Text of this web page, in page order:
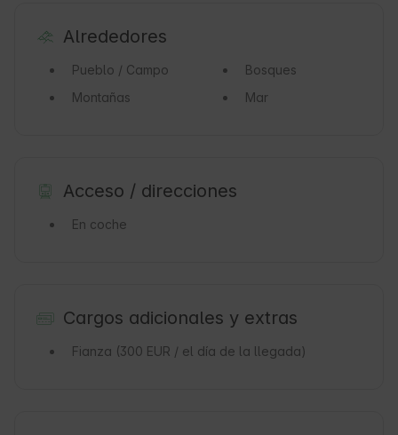
Alrededores
Pueblo / Campo
Bosques
Montañas
Mar
Acceso / direcciones
En coche
Cargos adicionales y extras
Fianza (300 EUR / el día de la llegada)